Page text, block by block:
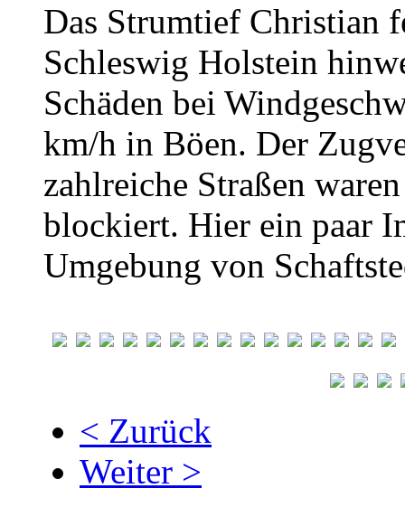
Das Strumtief Christian
Schleswig Holstein
Schäden bei
km/h in Böen. Der
zahlreiche Straßen
blockiert. Hier ein paar
Umgebung von
< Zurück
Weiter >